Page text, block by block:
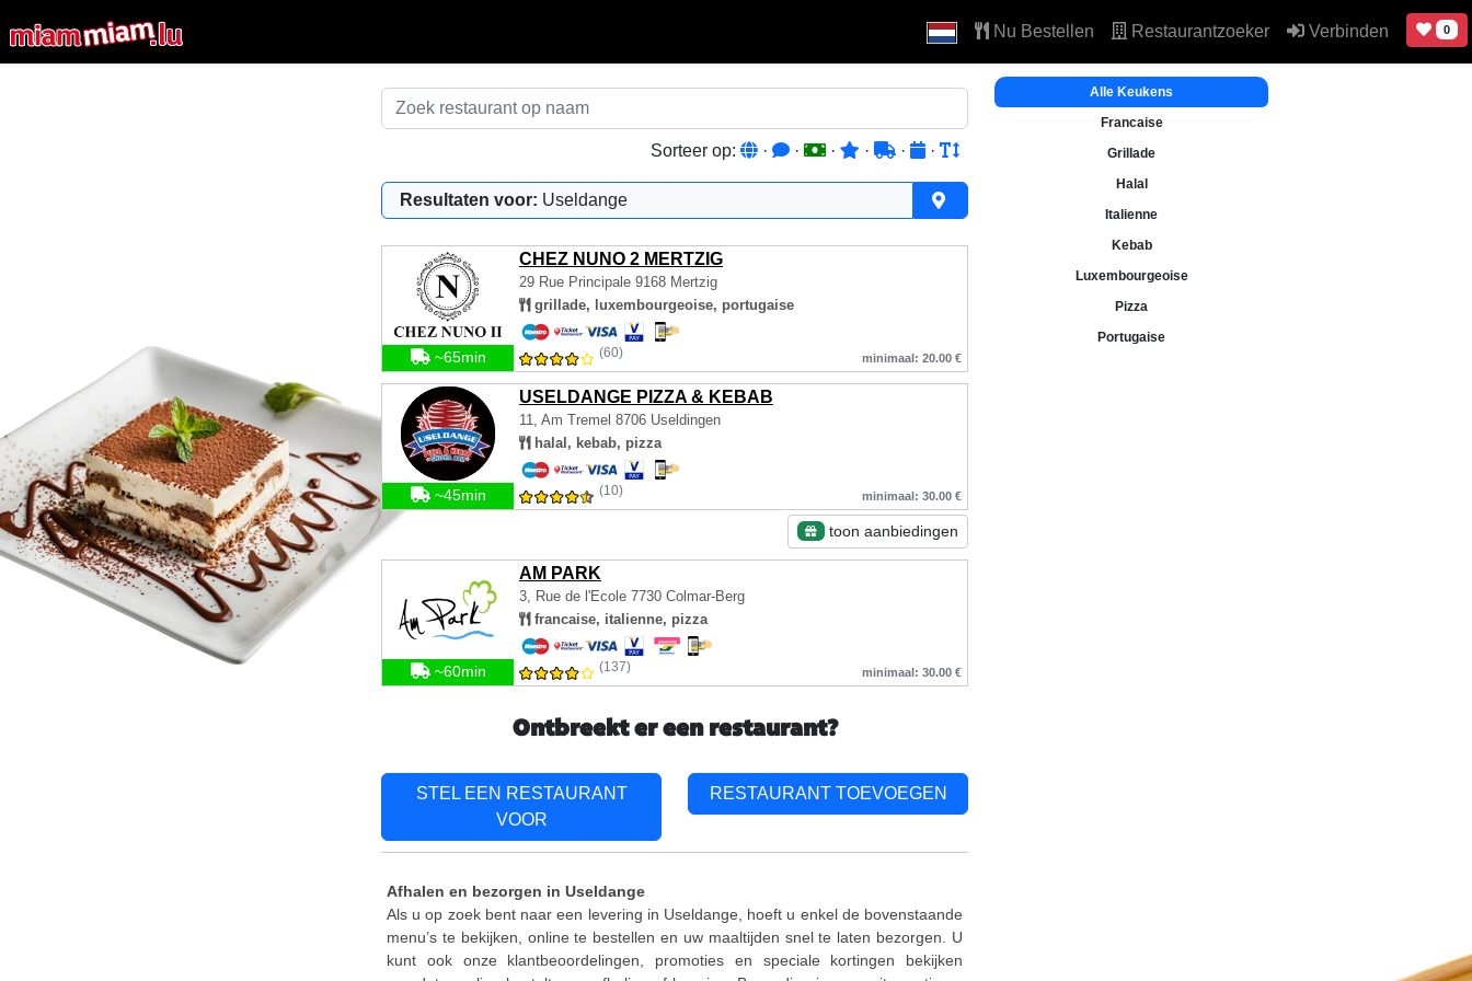
Nu Bestellen Restaurantzoeker Verbinden 0
Sorteer op: · · · · · ·
Resultaten voor: Useldange
CHEZ NUNO 2 MERTZIG
29 Rue Principale 9168 Mertzig
grillade, luxembourgeoise, portugaise
~65min (60) minimaal: 20.00 €
USELDANGE PIZZA & KEBAB
11, Am Tremel 8706 Useldingen
halal, kebab, pizza
~45min (10) minimaal: 30.00 €
toon aanbiedingen
AM PARK
3, Rue de l'Ecole 7730 Colmar-Berg
francaise, italienne, pizza
~60min (137) minimaal: 30.00 €
Alle Keukens
Francaise
Grillade
Halal
Italienne
Kebab
Luxembourgeoise
Pizza
Portugaise
Ontbreekt er een restaurant?
STEL EEN RESTAURANT
VOOR
RESTAURANT TOEVOEGEN
Afhalen en bezorgen in Useldange
Als u op zoek bent naar een levering in Useldange, hoeft u enkel de bovenstaande
menu’s te bekijken, online te bestellen en uw maaltijden snel te laten bezorgen. U
kunt ook onze klantbeoordelingen, promoties en speciale kortingen bekijken